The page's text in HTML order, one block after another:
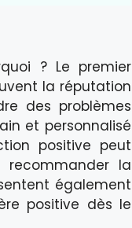
? Le premier
la réputation
des problèmes
et personnalisé
positive peut
la
également
positive dès le